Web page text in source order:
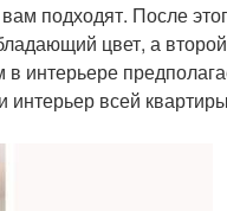
подходят. После
цвет, а второй
интерьере
всей